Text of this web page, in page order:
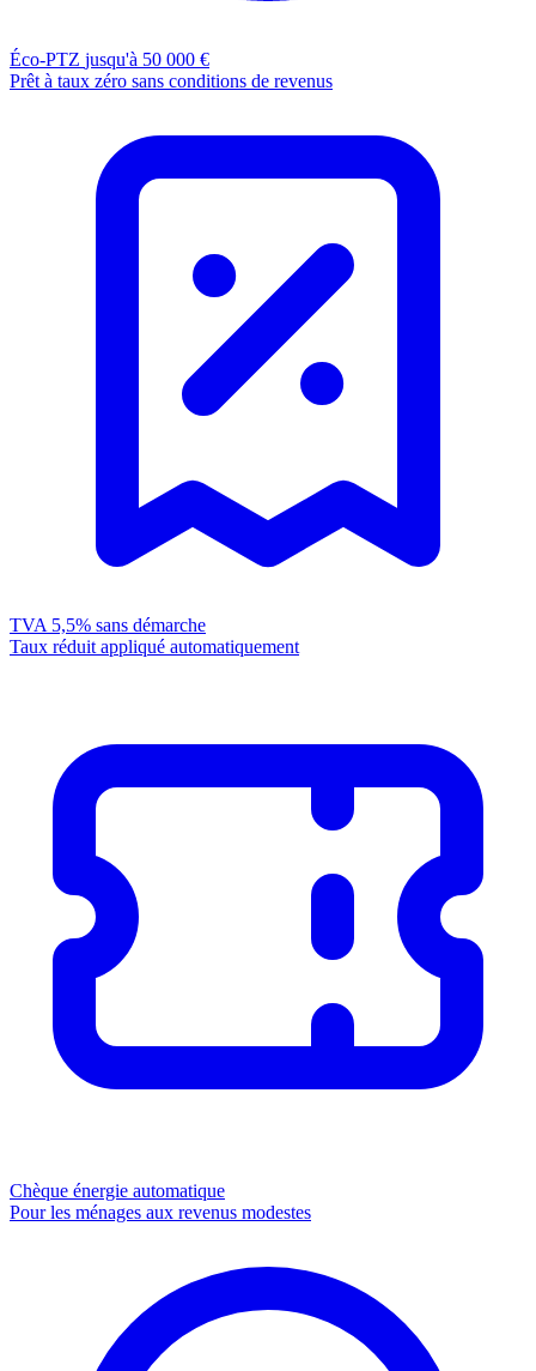
Éco-PTZ jusqu'à 50 000 €
Prêt à taux zéro sans conditions de revenus
TVA 5,5% sans démarche
Taux réduit appliqué automatiquement
Chèque énergie automatique
Pour les ménages aux revenus modestes